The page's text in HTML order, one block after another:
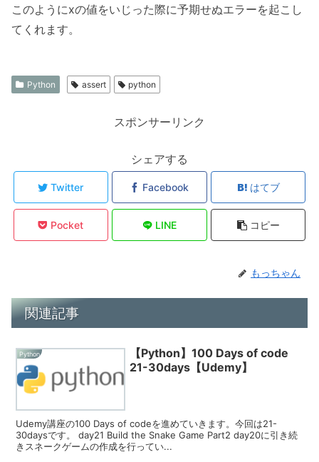
このようにxの値をいじった際に予期せぬエラーを起こし
てくれます。
Python assert python
スポンサーリンク
シェアする
Twitter Facebook はてブ
Pocket LINE コピー
もっちゃん
関連記事
Python
【Python】100 Days of code
21-30days【Udemy】
Udemy講座の100 Days of codeを進めていきます。今回は21-
30daysです。 day21 Build the Snake Game Part2 day20に引き続
きスネークゲームの作成を行ってい...